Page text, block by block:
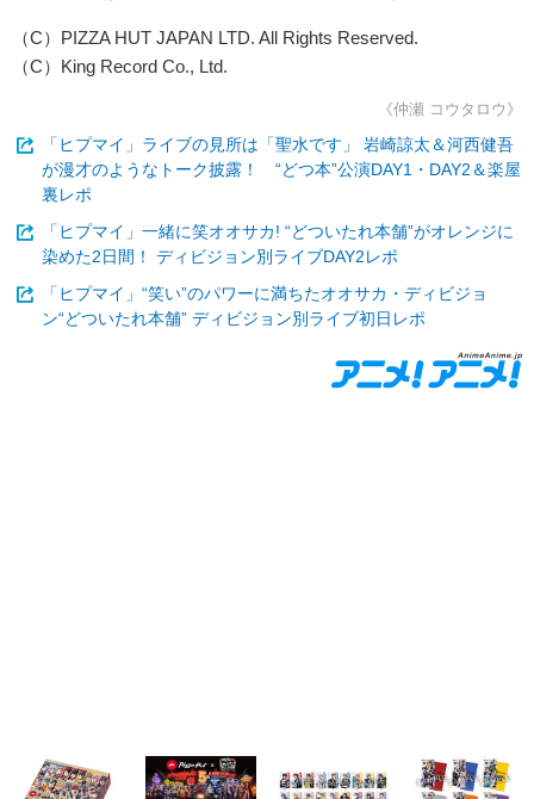
（C）PIZZA HUT JAPAN LTD. All Rights Reserved.
（C）King Record Co., Ltd.
《仲瀬 コウタロウ》
「ヒプマイ」ライブの見所は「聖水です」 岩崎諒太＆河西健吾
が漫才のようなトーク披露！ “どつ本”公演DAY1・DAY2＆楽屋
裏レポ
「ヒプマイ」一緒に笑オオサカ! “どついたれ本舗”がオレンジに
染めた2日間！ ディビジョン別ライブDAY2レポ
「ヒプマイ」“笑い”のパワーに満ちたオオサカ・ディビジョ
ン“どついたれ本舗” ディビジョン別ライブ初日レポ